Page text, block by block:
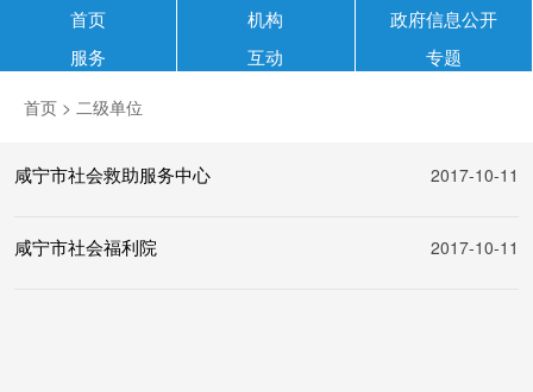
首页 机构
政府信息公开
服务
互动 专题
首页 > 二级单位
咸宁市社会救助服务中心 2017-10-11
咸宁市社会福利院 2017-10-11